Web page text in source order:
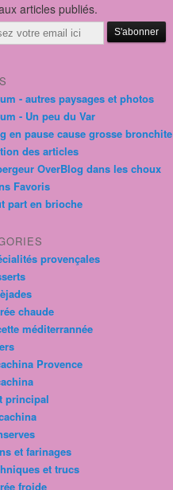
articles publiés.
- autres paysages et photos
- Un peu du Var
en pause cause grosse bronchite
des articles
OverBlog dans les choux
Favoris
part en brioche
provençales
chaude
méditerrannée
Provence
principal
et farinages
et trucs
froide